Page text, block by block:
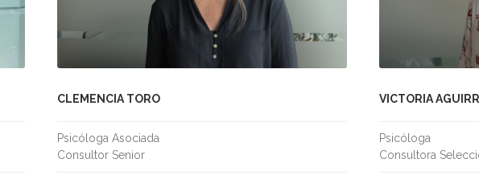
CLEMENCIA TORO
Psicóloga Asociada
Consultor Senior
VICTORIA
Psicóloga
Consultora